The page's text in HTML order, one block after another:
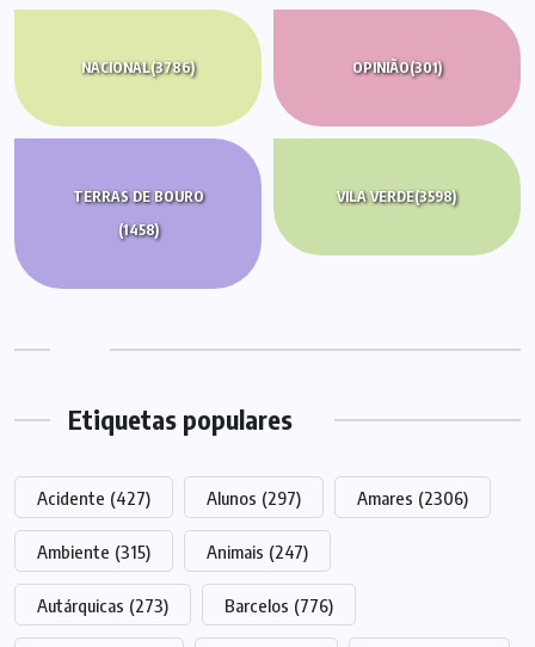
NACIONAL(3786) OPINIÃO(301)
TERRAS DE BOURO
(1458)
VILA VERDE(3598)
Etiquetas populares
Acidente (427) Alunos (297) Amares (2306)
Ambiente (315) Animais (247)
Autárquicas (273) Barcelos (776)